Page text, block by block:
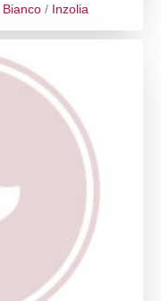
Bianco/ Inzolia